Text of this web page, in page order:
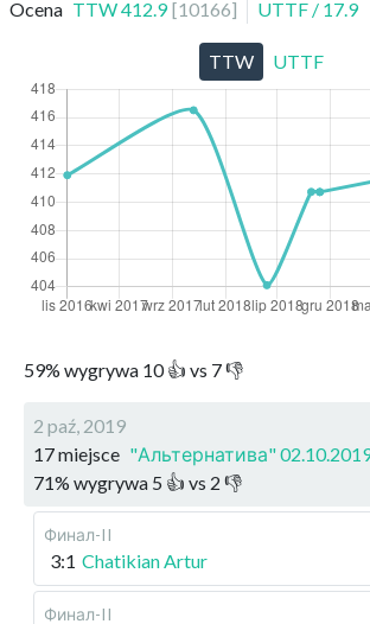
Ocena TTW412.9 [10166] UTTF / 17.9
59% wygrywa 10👍 vs 7👎
2 paź, 2019
17 miejsce "Альтернатива"
71% wygrywa 5 👍 vs 2 👎
Финал-II
3:1 Chatikian Artur
Финал-II
TTW UTTF